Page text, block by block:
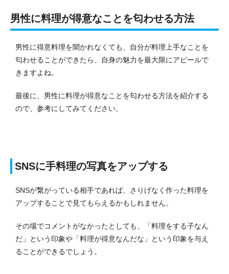
男性に料理が得意なことを匂わせる方法
男性に得意料理を聞かれなくても、自分が料理上手なことを
匂わせることができたら、自身の魅力を最大限にアピールで
きますよね。
最後に、男性に料理が得意なことを匂わせる方法を紹介する
ので、参考にしてみてください。
SNSに手料理の写真をアップする
SNSが繋がっている相手であれば、さりげなく作った料理を
アップすることで見てもらえるかもしれません。
その場でコメントがなかったとしても、「料理をする子なん
だ」という印象や「料理が得意なんだな」という印象を与え
ることができるでしょう。